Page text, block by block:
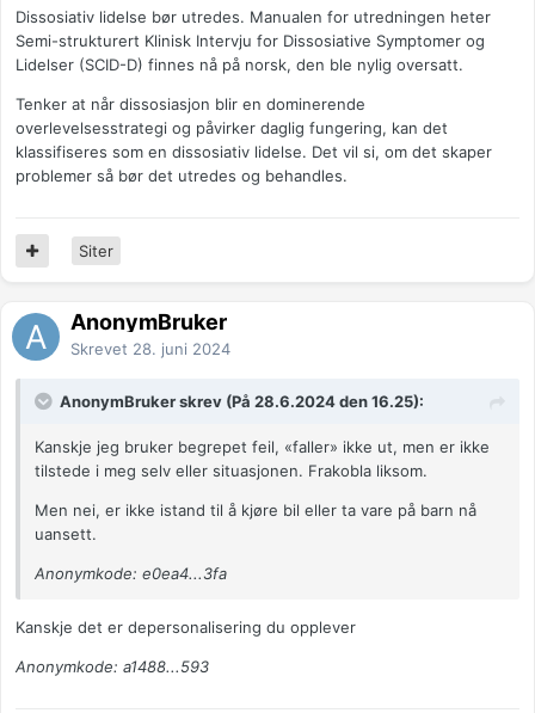
Dissosiativ lidelse bør utredes. Manualen for utredningen heter
Semi-strukturert Klinisk Intervju for Dissosiative Symptomer og
Lidelser (SCID-D) finnes nå på norsk, den ble nylig oversatt.
Tenker at når dissosiasjon blir en dominerende
overlevelsesstrategi og påvirker daglig fungering, kan det
klassifiseres som en dissosiativ lidelse. Det vil si, om det skaper
problemer så bør det utredes og behandles.
Siter
AnonymBruker
Skrevet 28. juni 2024
AnonymBruker skrev (På 28.6.2024 den 16.25):
Kanskje jeg bruker begrepet feil, «faller» ikke ut, men er ikke
tilstede i meg selv eller situasjonen. Frakobla liksom.
Men nei, er ikke istand til å kjøre bil eller ta vare på barn nå
uansett.
Anonymkode: e0ea4...3fa
Kanskje det er depersonalisering du opplever
Anonymkode: a1488...593